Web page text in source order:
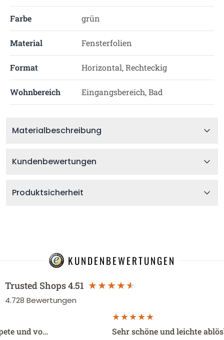
Farbe grün
Material Fensterfolien
Format Horizontal, Rechteckig
Wohnbereich Eingangsbereich, Bad
Materialbeschreibung
Kundenbewertungen
Produktsicherheit
KUNDENBEWERTUNGEN
Trusted Shops4.51
4.728 Bewertungen
und vo… Sehr schöne und leichte